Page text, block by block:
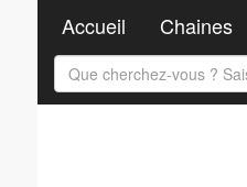
Accueil Chaines